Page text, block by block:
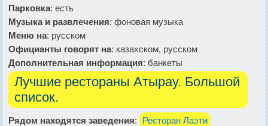
Парковка: есть
Музыка и развлечения: фоновая музыка
Меню на: русском
Официанты говорят на: казахском, русском
Дополнительная информация: банкеты
Лучшие рестораны Атырау. Большой
список.
Рядом находятся заведения: Ресторан Лаэти